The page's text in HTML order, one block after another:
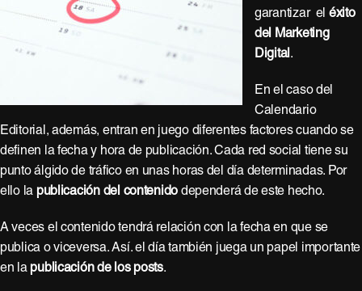
garantizar el éxito
del Marketing
Digital .
En el caso del
Calendario
Editorial, además, entran en juego diferentes factores cuando se
definen la fecha y hora de publicación. Cada red social tiene su
punto álgido de tráfico en unas horas del día determinadas. Por
ello la publicación del contenido dependerá de este hecho.
A veces el contenido tendrá relación con la fecha en que se
publica o viceversa. Así. el día también juega un papel importante
en la publicación de los posts.